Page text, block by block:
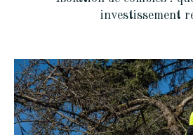
investissement